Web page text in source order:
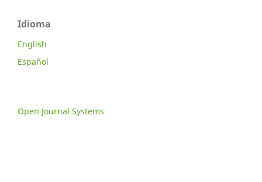
Idioma
English
Español
Open Journal Systems